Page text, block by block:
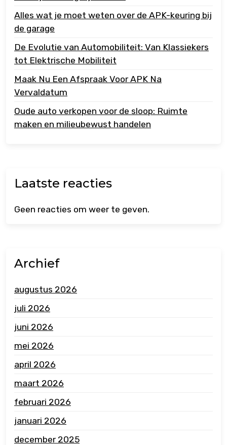
Alles wat je moet weten over de APK-keuring bij
de garage
De Evolutie van Automobiliteit: Van Klassiekers
tot Elektrische Mobiliteit
Maak Nu Een Afspraak Voor APK Na
Vervaldatum
Oude auto verkopen voor de sloop: Ruimte
maken en milieubewust handelen
Laatste reacties
Geen reacties om weer te geven.
Archief
augustus 2026
juli 2026
juni 2026
mei 2026
april 2026
maart 2026
februari 2026
januari 2026
december 2025